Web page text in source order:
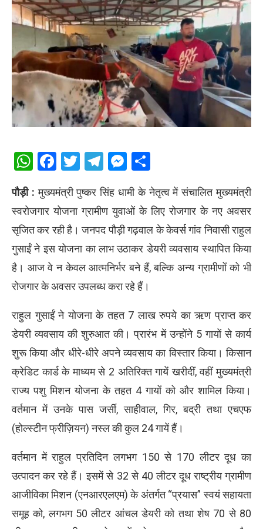
WhatsApp
Facebook
Twitter
Telegram
Messenger
पौड़ी : मुख्यमंत्री पुष्कर सिंह धामी के नेतृत्व में संचालित मुख्यमंत्री
स्वरोजगार योजना ग्रामीण युवाओं के लिए रोजगार के नए अवसर
सृजित कर रही है। जनपद पौड़ी गढ़वाल के केवर्स गांव निवासी राहुल
गुसाईं ने इस योजना का लाभ उठाकर डेयरी व्यवसाय स्थापित किया
है। आज वे न केवल आत्मनिर्भर बने हैं, बल्कि अन्य ग्रामीणों को भी
रोजगार के अवसर उपलब्ध करा रहे हैं।
राहुल गुसाईं ने योजना के तहत 7 लाख रुपये का ऋण प्राप्त कर
डेयरी व्यवसाय की शुरुआत की। प्रारंभ में उन्होंने 5 गायों से कार्य
शुरू किया और धीरे-धीरे अपने व्यवसाय का विस्तार किया। किसान
क्रेडिट कार्ड के माध्यम से 2 अतिरिक्त गायें खरीदीं, वहीं मुख्यमंत्री
राज्य पशु मिशन योजना के तहत 4 गायों को और शामिल किया।
वर्तमान में उनके पास जर्सी, साहीवाल, गिर, बद्री तथा एचएफ
(होल्स्टीन फ्रीज़ियन) नस्ल की कुल 24 गायें हैं।
वर्तमान में राहुल प्रतिदिन लगभग 150 से 170 लीटर दूध का
उत्पादन कर रहे हैं। इसमें से 32 से 40 लीटर दूध राष्ट्रीय ग्रामीण
आजीविका मिशन (एनआरएलएम) के अंतर्गत “प्रयास” स्वयं सहायता
समूह को, लगभग 50 लीटर आंचल डेयरी को तथा शेष 70 से 80